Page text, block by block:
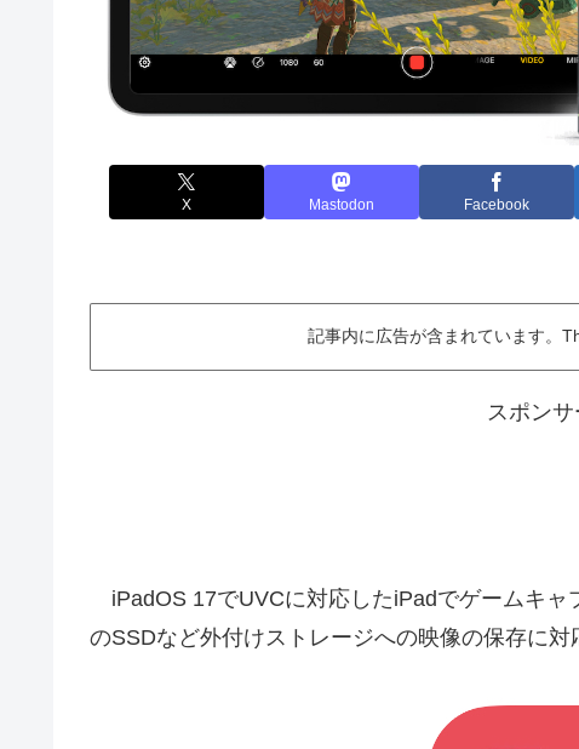
X Mastodon Facebook
記事内に広告が含まれています。
スポン
iPadOS 17でUVCに対応したiPadでゲームキャ
のSSDなど外付けストレージへの映像の保存に対